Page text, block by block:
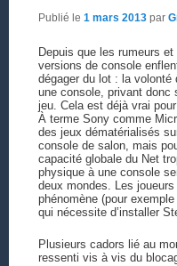
Publié le 1 mars 2013 par
Depuis que les rumeurs
versions de console
dégager du lot : la volonté
une console, privant donc
jeu. Cela est déjà vrai
À terme Sony comme
des jeux dématérialisés
console de salon, mais
capacité globale du Net
physique à une console
deux mondes. Les
phénomène (pour
qui nécessite d’installer
Plusieurs cadors lié au
ressenti vis à vis du